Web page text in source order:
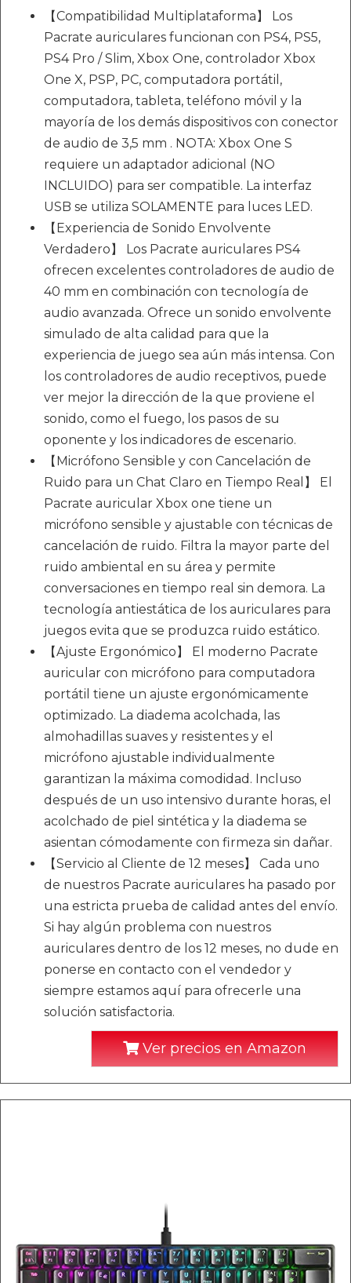
【Compatibilidad Multiplataforma】 Los
Pacrate auriculares funcionan con PS4, PS5,
PS4 Pro / Slim, Xbox One, controlador Xbox
One X, PSP, PC, computadora portátil,
computadora, tableta, teléfono móvil y la
mayoría de los demás dispositivos con conector
de audio de 3,5 mm . NOTA: Xbox One S
requiere un adaptador adicional (NO
INCLUIDO) para ser compatible. La interfaz
USB se utiliza SOLAMENTE para luces LED.
【Experiencia de Sonido Envolvente
Verdadero】 Los Pacrate auriculares PS4
ofrecen excelentes controladores de audio de
40 mm en combinación con tecnología de
audio avanzada. Ofrece un sonido envolvente
simulado de alta calidad para que la
experiencia de juego sea aún más intensa. Con
los controladores de audio receptivos, puede
ver mejor la dirección de la que proviene el
sonido, como el fuego, los pasos de su
oponente y los indicadores de escenario.
【Micrófono Sensible y con Cancelación de
Ruido para un Chat Claro en Tiempo Real】 El
Pacrate auricular Xbox one tiene un
micrófono sensible y ajustable con técnicas de
cancelación de ruido. Filtra la mayor parte del
ruido ambiental en su área y permite
conversaciones en tiempo real sin demora. La
tecnología antiestática de los auriculares para
juegos evita que se produzca ruido estático.
【Ajuste Ergonómico】 El moderno Pacrate
auricular con micrófono para computadora
portátil tiene un ajuste ergonómicamente
optimizado. La diadema acolchada, las
almohadillas suaves y resistentes y el
micrófono ajustable individualmente
garantizan la máxima comodidad. Incluso
después de un uso intensivo durante horas, el
acolchado de piel sintética y la diadema se
asientan cómodamente con firmeza sin dañar.
【Servicio al Cliente de 12 meses】 Cada uno
de nuestros Pacrate auriculares ha pasado por
una estricta prueba de calidad antes del envío.
Si hay algún problema con nuestros
auriculares dentro de los 12 meses, no dude en
ponerse en contacto con el vendedor y
siempre estamos aquí para ofrecerle una
solución satisfactoria.
Ver precios en Amazon